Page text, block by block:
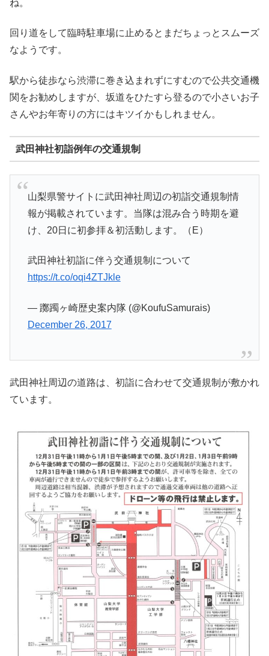
ね。
回り道をして臨時駐車場に止めるとまだちょっとスムーズ
なようです。
駅から徒歩なら渋滞に巻き込まれずにすむので公共交通機
関をお勧めしますが、坂道をひたすら登るので小さいお子
さんやお年寄りの方にはキツイかもしれません。
武田神社初詣例年の交通規制
山梨県警サイトに武田神社周辺の初詣交通規制情
報が掲載されています。当隊は混み合う時期を避
け、20日に初参拝＆初活動します。（E）
武田神社初詣に伴う交通規制について
https://t.co/oqi4ZTJkle
— 躑躅ヶ崎歴史案内隊 (@KoufuSamurais)
December 26, 2017
武田神社周辺の道路は、初詣に合わせて交通規制が敷かれ
ています。